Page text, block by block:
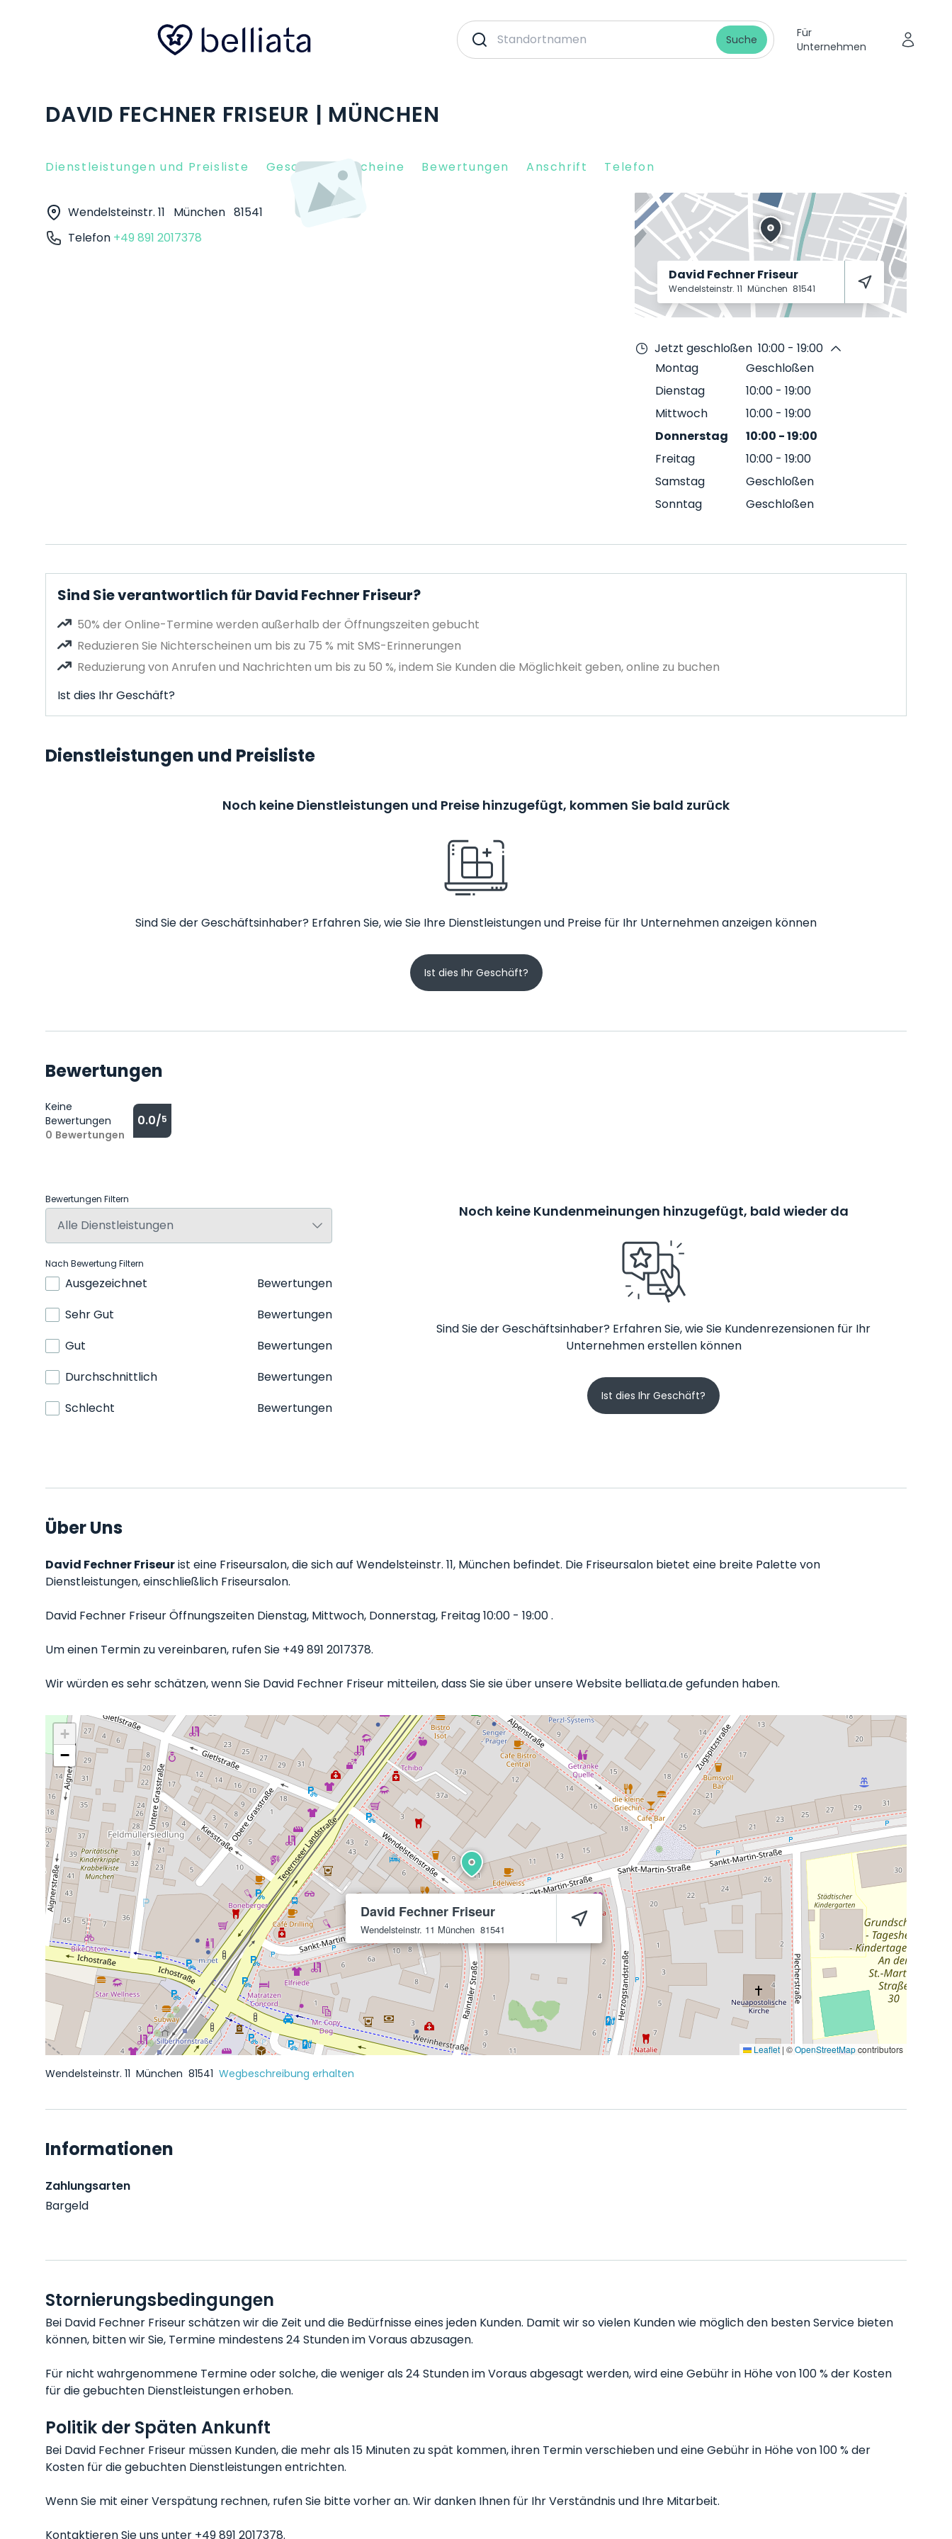
Suche
Für
Unternehmen
DAVID FECHNER FRISEUR | MÜNCHEN
Dienstleistungen und Preisliste Geschenkgutscheine Bewertungen Anschrift Telefon
Wendelsteinstr. 11 München 81541
Telefon +49 891 2017378
David Fechner Friseur
Wendelsteinstr. 11 München 81541
Jetzt geschloßen 10:00 - 19:00
Montag
Geschloßen
Dienstag
10:00 - 19:00
Mittwoch
10:00 - 19:00
Donnerstag
10:00 -19:00
Freitag
10:00 - 19:00
Samstag
Geschloßen
Sonntag
Geschloßen
Sind Sie verantwortlich für David Fechner Friseur?
50% der Online-Termine werden außerhalb der Öffnungszeiten gebucht
Reduzieren Sie Nichterscheinen um bis zu 75 % mit SMS-Erinnerungen
Reduzierung von Anrufen und Nachrichten um bis zu 50 %, indem Sie Kunden die Möglichkeit geben, online zu buchen
Ist dies Ihr Geschäft?
Dienstleistungen und Preisliste
Noch keine Dienstleistungen und Preise hinzugefügt, kommen Sie bald zurück
Sind Sie der Geschäftsinhaber? Erfahren Sie, wie Sie Ihre Dienstleistungen und Preise für Ihr Unternehmen anzeigen können
Ist dies Ihr Geschäft?
Bewertungen
Keine
Bewertungen
0 Bewertungen
0.0/5
Bewertungen Filtern
Nach Bewertung Filtern
Ausgezeichnet
Bewertungen
Sehr Gut
Bewertungen
Gut
Bewertungen
Durchschnittlich
Bewertungen
Schlecht
Bewertungen
Noch keine Kundenmeinungen hinzugefügt, bald wieder da
Sind Sie der Geschäftsinhaber? Erfahren Sie, wie Sie Kundenrezensionen für Ihr
Unternehmen erstellen können
Ist dies Ihr Geschäft?
Über Uns
David Fechner Friseurist eine Friseursalon, die sich auf Wendelsteinstr. 11, München befindet. Die Friseursalon bietet eine breite Palette von
Dienstleistungen, einschließlich Friseursalon.
David Fechner Friseur Öffnungszeiten Dienstag, Mittwoch, Donnerstag, Freitag 10:00 - 19:00 .
Um einen Termin zu vereinbaren, rufen Sie +49 891 2017378.
Wir würden es sehr schätzen, wenn Sie David Fechner Friseur mitteilen, dass Sie sie über unsere Website belliata.de gefunden haben.
David Fechner Friseur
Wendelsteinstr. 11 München 81541
+
−
Leaflet | ©OpenStreetMapcontributors
Wendelsteinstr. 11 München 81541 Wegbeschreibung erhalten
Informationen
Zahlungsarten
Bargeld
Stornierungsbedingungen
Bei David Fechner Friseur schätzen wir die Zeit und die Bedürfnisse eines jeden Kunden. Damit wir so vielen Kunden wie möglich den besten Service bieten
können, bitten wir Sie, Termine mindestens 24 Stunden im Voraus abzusagen.
Für nicht wahrgenommene Termine oder solche, die weniger als 24 Stunden im Voraus abgesagt werden, wird eine Gebühr in Höhe von 100 % der Kosten
für die gebuchten Dienstleistungen erhoben.
Politik der Späten Ankunft
Bei David Fechner Friseur müssen Kunden, die mehr als 15 Minuten zu spät kommen, ihren Termin verschieben und eine Gebühr in Höhe von 100 % der
Kosten für die gebuchten Dienstleistungen entrichten.
Wenn Sie mit einer Verspätung rechnen, rufen Sie bitte vorher an. Wir danken Ihnen für Ihr Verständnis und Ihre Mitarbeit.
Kontaktieren Sie uns unter +49 891 2017378.